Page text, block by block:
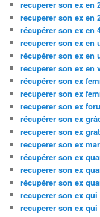
recuperer son ex en
recuperer son ex en
récupérer son ex en
recuperer son ex en
récupérer son ex en
recuperer son ex en
récupérer son ex
recuperer son ex
recuperer son ex
récupérer son ex
recuperer son ex
recuperer son ex
récupérer son ex
recuperer son ex
récupérer son ex
recuperer son ex
recuperer son ex